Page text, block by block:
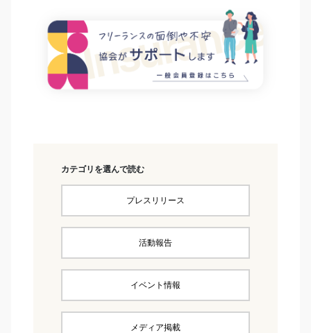
カテゴリを選んで読む
プレスリリース
活動報告
イベント情報
メディア掲載